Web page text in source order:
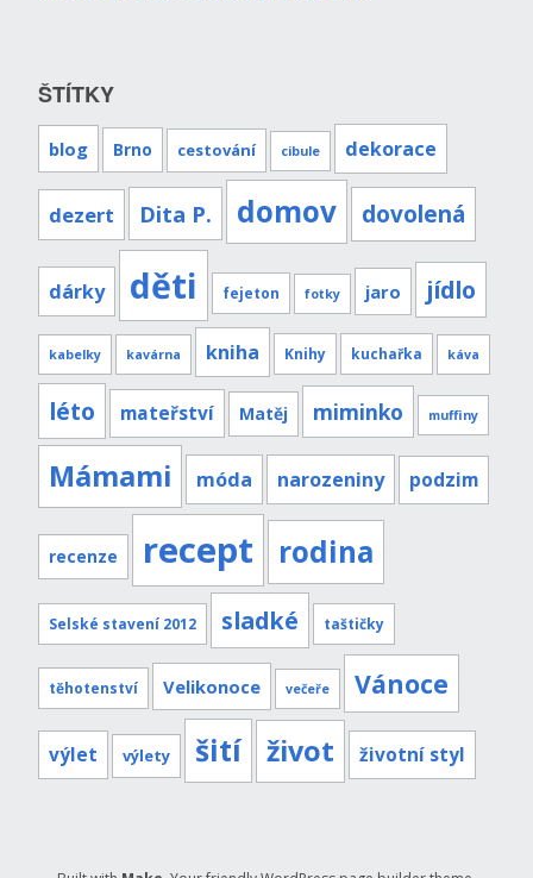
ŠTÍTKY
blog Brno cestování cibule dekorace
dezert Dita P. domov dovolená
dárky děti fejeton fotky jaro jídlo
kabelky kavárna kniha Knihy kuchařka káva
léto mateřství Matěj miminko muffiny
Mámami móda narozeniny podzim
recenze recept rodina
Selské stavení 2012 sladké taštičky
těhotenství Velikonoce večeře Vánoce
výlet výlety šití život životní styl